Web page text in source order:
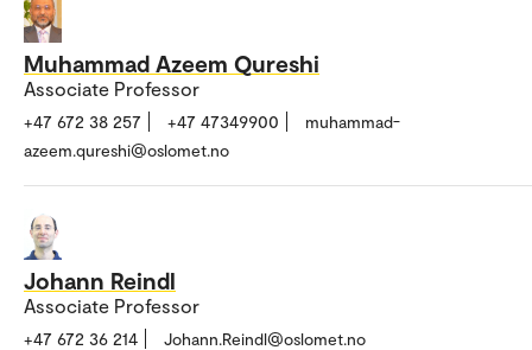
Muhammad Azeem Qureshi
Associate Professor
+47 672 38 257 +47 47349900
muhammad-
azeem.qureshi@oslomet.no
Johann Reindl
Associate Professor
+47 672 36 214 Johann.Reindl@oslomet.no